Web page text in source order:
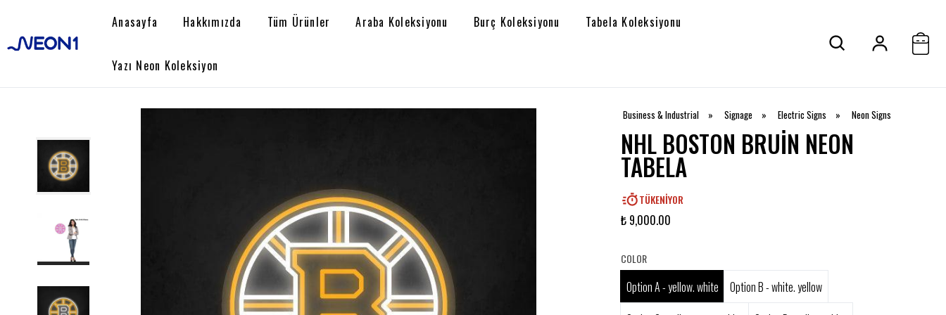
Anasayfa Hakkımızda Tüm Ürünler Araba Koleksiyonu Burç Koleksiyonu Tabela Koleksiyonu
Yazı Neon Koleksiyon
Business & Industrial » Signage » Electric Signs » Neon Signs
NHL BOSTON BRUIN NEON
TABELA
TÜKENIYOR
₺ 9,000.00
COLOR
Option A - yellow. white
Option B - white. yellow